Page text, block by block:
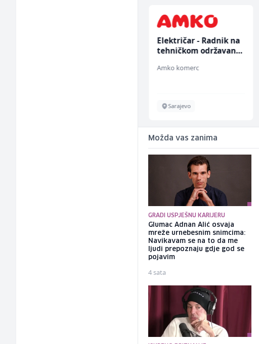
Električar - Radnik na
tehničkom održavanju
Amko komerc
Sarajevo
Možda vas zanima
GRADI USPJEŠNU KARIJERU
Glumac Adnan Alić osvaja
mreže urnebesnim snimcima:
Navikavam se na to da me
ljudi prepoznaju gdje god se
pojavim
4 sata